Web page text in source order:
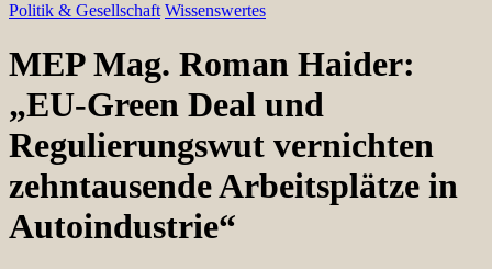
Politik & Gesellschaft Wissenswertes
MEP Mag. Roman Haider:
„EU-Green Deal und
Regulierungswut vernichten
zehntausende Arbeitsplätze in
Autoindustrie“